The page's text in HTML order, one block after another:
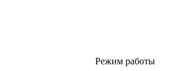
Режим работы